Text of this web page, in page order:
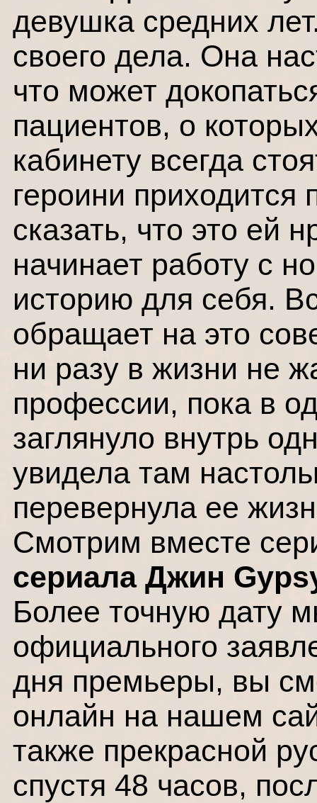
девушка средних
своего дела. Она
что может
пациентов, о
кабинету всегда
героини
сказать, что это ей
начинает работу с
историю для себя.
обращает на это
ни разу в жизни не
профессии, пока в
заглянуло внутрь
увидела там
перевернула ее
Смотрим вместе
сериала Джин
Более точную дату
официального
дня премьеры, вы
онлайн на нашем
также прекрасной
спустя 48 часов,